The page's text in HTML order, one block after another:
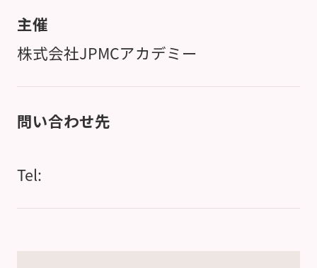
主催
株式会社JPMCアカデミー
問い合わせ先
Tel: